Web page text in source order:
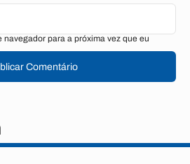
navegador para a próxima vez que eu
Comentário